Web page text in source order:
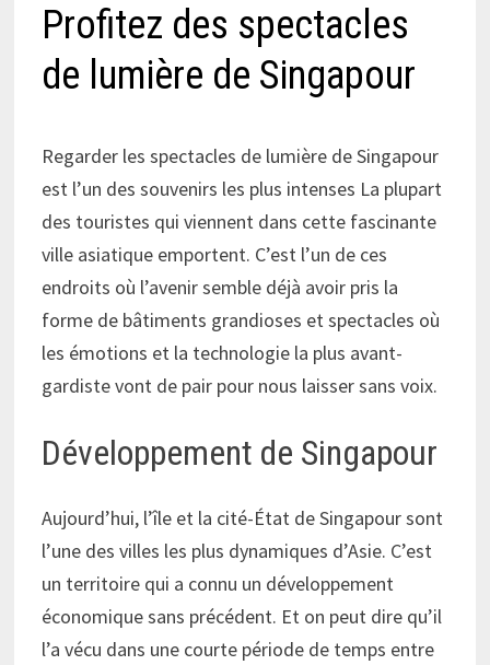
Profitez des spectacles
de lumière de Singapour
Regarder les spectacles de lumière de Singapour
est l’un des souvenirs les plus intenses La plupart
des touristes qui viennent dans cette fascinante
ville asiatique emportent. C’est l’un de ces
endroits où l’avenir semble déjà avoir pris la
forme de bâtiments grandioses et spectacles où
les émotions et la technologie la plus avant-
gardiste vont de pair pour nous laisser sans voix.
Développement de Singapour
Aujourd’hui, l’île et la cité-État de Singapour sont
l’une des villes les plus dynamiques d’Asie. C’est
un territoire qui a connu un développement
économique sans précédent. Et on peut dire qu’il
l’a vécu dans une courte période de temps entre